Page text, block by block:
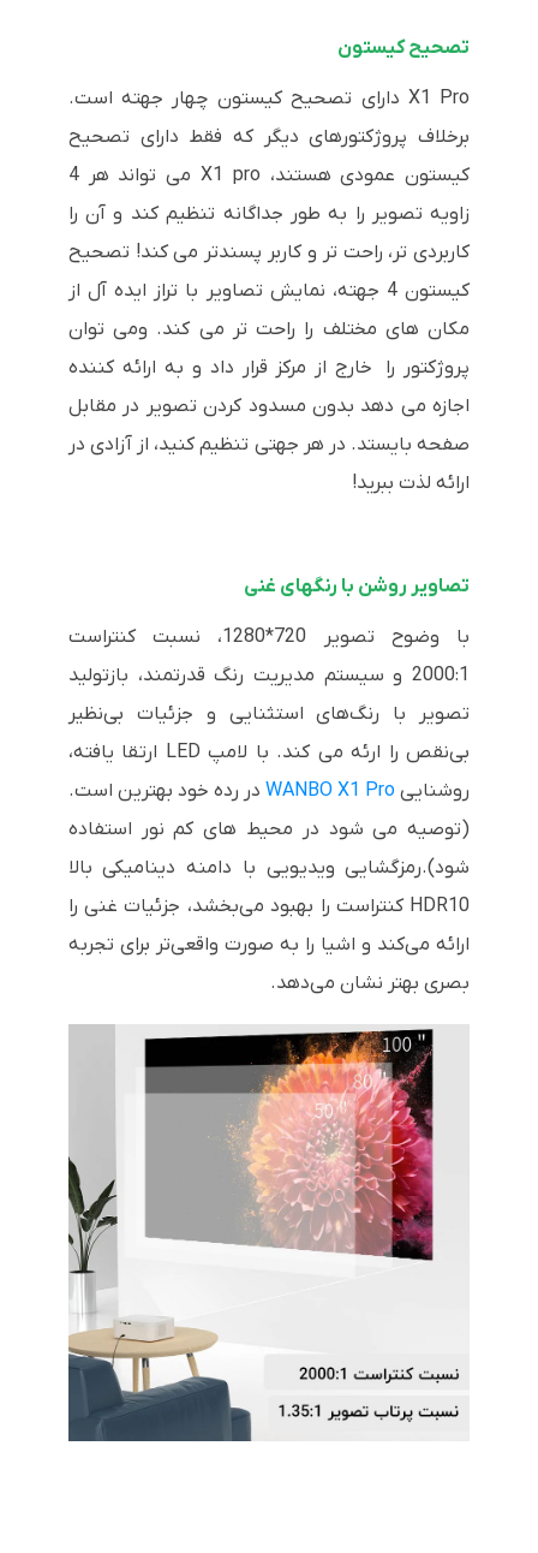
تصحیح کیستون
X1 Pro دارای تصحیح کیستون چهار جهته است.
برخلاف پروژکتورهای دیگر که فقط دارای تصحیح
کیستون عمودی هستند، X1 pro می تواند هر 4
زاویه تصویر را به طور جداگانه تنظیم کند و آن را
کاربردی تر، راحت تر و کاربر پسندتر می کند! تصحیح
کیستون 4 جهته، نمایش تصاویر با تراز ایده آل از
مکان های مختلف را راحت تر می کند. ومی توان
پروژکتور را خارج از مرکز قرار داد و به ارائه کننده
اجازه می دهد بدون مسدود کردن تصویر در مقابل
صفحه بایستد. در هر جهتی تنظیم کنید، از آزادی در
ارائه لذت ببرید!
تصاویر روشن با رنگهای غنی
با وضوح تصویر 720*1280، نسبت کنتراست
2000:1 و سیستم مدیریت رنگ قدرتمند، بازتولید
تصویر با رنگ‌های استثنایی و جزئیات بی‌نظیر
بی‌نقص را ارئه می کند. با لامپ LED ارتقا یافته،
روشنایی WANBO X1 Proدر رده خود بهترین است.
(توصیه می شود در محیط های کم نور استفاده
شود).رمزگشایی ویدیویی با دامنه دینامیکی بالا
HDR10 کنتراست را بهبود می‌بخشد، جزئیات غنی را
ارائه می‌کند و اشیا را به صورت واقعی‌تر برای تجربه
بصری بهتر نشان می‌دهد.